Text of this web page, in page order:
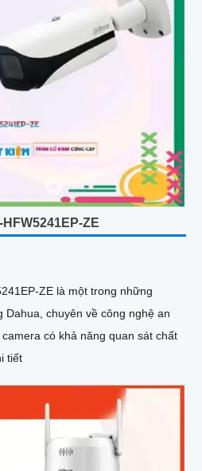
ZE
ZE là một trong những
Dahua, chuyên về công nghệ an
tiết